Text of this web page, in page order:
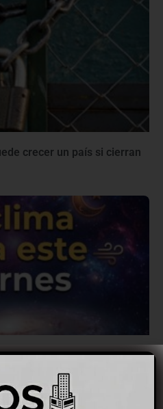
crecer un país si cierran
la jornada del viernes 7 de